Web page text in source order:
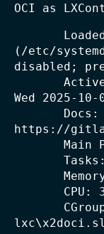
OCI as
(/etc/
disabled;
Wed 2025-
https://